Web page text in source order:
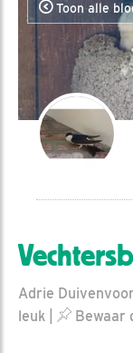
Toon alle
Adrie
leuk
Bewaar